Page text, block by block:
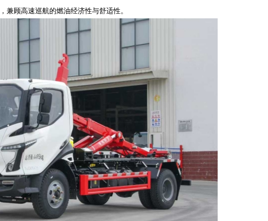
兼顾高速巡航的燃油经济性与舒适性。